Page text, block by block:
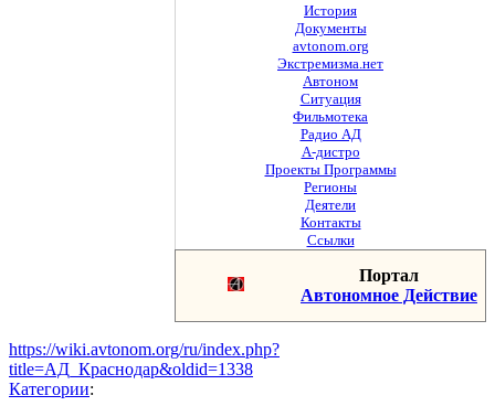
История
Документы
avtonom.org
Экстремизма.нет
Автоном
Ситуация
Фильмотека
Радио АД
А-дистро
Проекты Программы
Регионы
Деятели
Контакты
Ссылки
Портал
Автономное Действие
https://wiki.avtonom.org/ru/index.php?
title=АД_Краснодар&oldid=1338
Категории: